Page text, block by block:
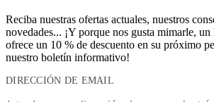
Reciba nuestras ofertas actuales, nuestros
novedades... ¡Y porque nos gusta mimarle, un
ofrece un 10 % de descuento en su próximo
nuestro boletín informativo!
DIRECCIÓN DE EMAIL